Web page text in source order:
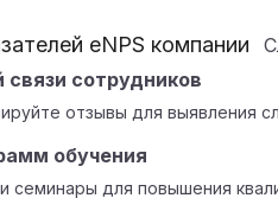
eNPS компании
связи сотрудников
отзывы для выявления
обучения
семинары для повышения